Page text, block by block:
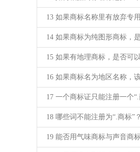
13 如果商标名称里有放弃专
14 如果商标为纯图形商标，
15 如果有地理商标，是否可
16 如果商标名为地区名称，
17 一个商标证只能注册一个
18 哪些词不能注册为“.商标”？
19 能否用气味商标与声音商